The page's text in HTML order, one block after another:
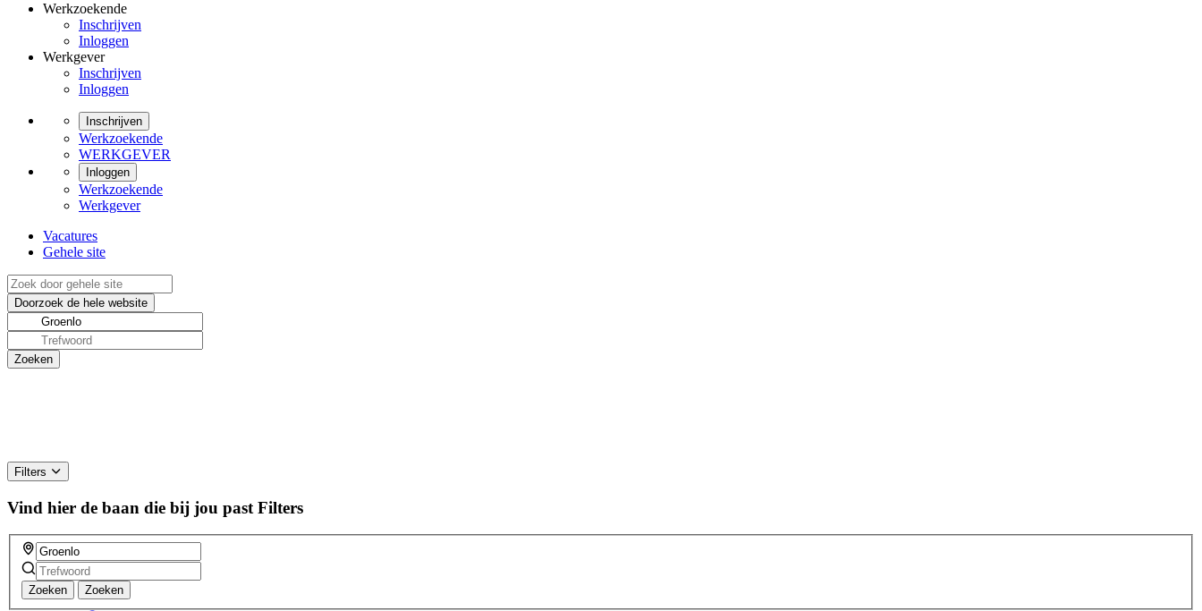
Werkzoekende
Inschrijven
Inloggen
Werkgever
Inschrijven
Inloggen
Inschrijven
Werkzoekende
WERKGEVER
Inloggen
Werkzoekende
Werkgever
Vacatures
Gehele site
Filters
Vind hier de baan die bij jou past Filters
Zoeken Zoeken